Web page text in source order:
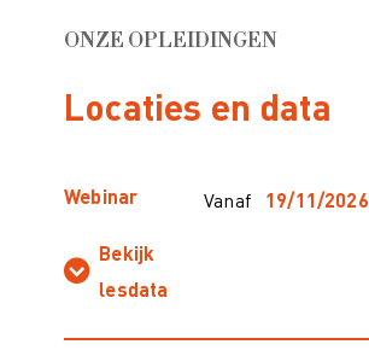
ONZE OPLEIDINGEN
Locaties en data
Webinar
Bekijk
lesdata
Vanaf 19/11/2026